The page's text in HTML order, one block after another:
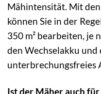
Mähintensität. Mit
können Sie in der
350 m² bearbeiten, je
den Wechselakku und
unterbrechungsfreies
Ist der Mäher auch